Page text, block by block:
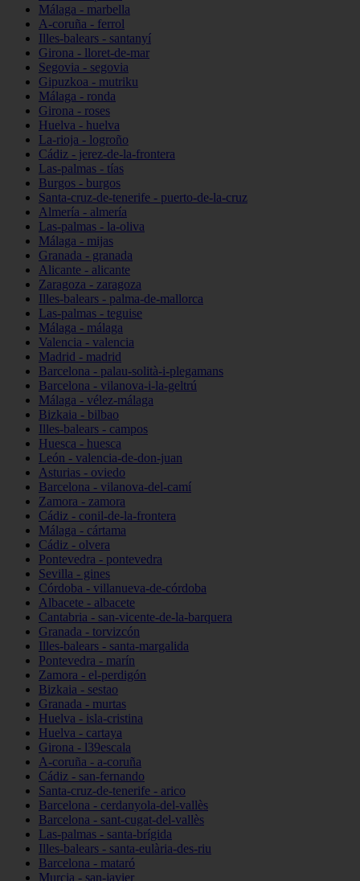
Málaga - marbella
A-coruña - ferrol
Illes-balears - santanyí
Girona - lloret-de-mar
Segovia - segovia
Gipuzkoa - mutriku
Málaga - ronda
Girona - roses
Huelva - huelva
La-rioja - logroño
Cádiz - jerez-de-la-frontera
Las-palmas - tías
Burgos - burgos
Santa-cruz-de-tenerife - puerto-de-la-cruz
Almería - almería
Las-palmas - la-oliva
Málaga - mijas
Granada - granada
Alicante - alicante
Zaragoza - zaragoza
Illes-balears - palma-de-mallorca
Las-palmas - teguise
Málaga - málaga
Valencia - valencia
Madrid - madrid
Barcelona - palau-solità-i-plegamans
Barcelona - vilanova-i-la-geltrú
Málaga - vélez-málaga
Bizkaia - bilbao
Illes-balears - campos
Huesca - huesca
León - valencia-de-don-juan
Asturias - oviedo
Barcelona - vilanova-del-camí
Zamora - zamora
Cádiz - conil-de-la-frontera
Málaga - cártama
Cádiz - olvera
Pontevedra - pontevedra
Sevilla - gines
Córdoba - villanueva-de-córdoba
Albacete - albacete
Cantabria - san-vicente-de-la-barquera
Granada - torvizcón
Illes-balears - santa-margalida
Pontevedra - marín
Zamora - el-perdigón
Bizkaia - sestao
Granada - murtas
Huelva - isla-cristina
Huelva - cartaya
Girona - l39escala
A-coruña - a-coruña
Cádiz - san-fernando
Santa-cruz-de-tenerife - arico
Barcelona - cerdanyola-del-vallès
Barcelona - sant-cugat-del-vallès
Las-palmas - santa-brígida
Illes-balears - santa-eulària-des-riu
Barcelona - mataró
Murcia - san-javier